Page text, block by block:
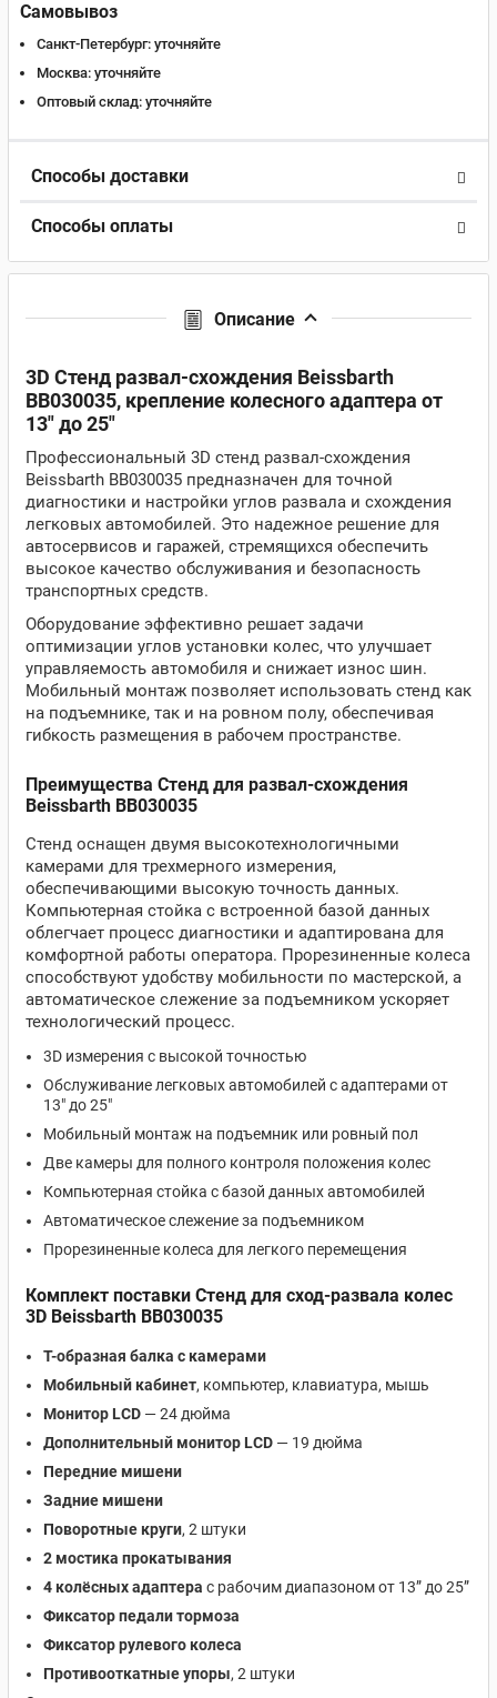
Самовывоз
Санкт-Петербург: уточняйте
Москва: уточняйте
Оптовый склад: уточняйте
Способы доставки
Способы оплаты
Описание
3D Стенд развал-схождения Beissbarth
BB030035, крепление колесного адаптера от
13" до 25"
Профессиональный 3D стенд развал-схождения
Beissbarth BB030035 предназначен для точной
диагностики и настройки углов развала и схождения
легковых автомобилей. Это надежное решение для
автосервисов и гаражей, стремящихся обеспечить
высокое качество обслуживания и безопасность
транспортных средств.
Оборудование эффективно решает задачи
оптимизации углов установки колес, что улучшает
управляемость автомобиля и снижает износ шин.
Мобильный монтаж позволяет использовать стенд как
на подъемнике, так и на ровном полу, обеспечивая
гибкость размещения в рабочем пространстве.
Преимущества Стенд для развал-схождения
Beissbarth BB030035
Стенд оснащен двумя высокотехнологичными
камерами для трехмерного измерения,
обеспечивающими высокую точность данных.
Компьютерная стойка с встроенной базой данных
облегчает процесс диагностики и адаптирована для
комфортной работы оператора. Прорезиненные колеса
способствуют удобству мобильности по мастерской, а
автоматическое слежение за подъемником ускоряет
технологический процесс.
3D измерения с высокой точностью
Обслуживание легковых автомобилей с адаптерами от
13" до 25"
Мобильный монтаж на подъемник или ровный пол
Две камеры для полного контроля положения колес
Компьютерная стойка с базой данных автомобилей
Автоматическое слежение за подъемником
Прорезиненные колеса для легкого перемещения
Комплект поставки Стенд для сход-развала колес
3D Beissbarth BB030035
Т-образная балка с камерами
Мобильный кабинет, компьютер, клавиатура, мышь
Монитор LCD — 24 дюйма
Дополнительный монитор LCD — 19 дюйма
Передние мишени
Задние мишени
Поворотные круги, 2 штуки
2 мостика прокатывания
4 колёсных адаптера с рабочим диапазоном от 13” до 25”
Фиксатор педали тормоза
Фиксатор рулевого колеса
Противооткатные упоры, 2 штуки